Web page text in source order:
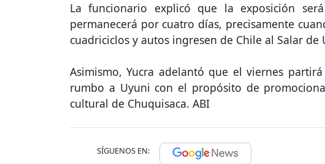
La funcionario explicó que la exposición
permanecerá por cuatro días, precisamente
cuadriciclos y autos ingresen de Chile al Salar de
Asimismo, Yucra adelantó que el viernes
rumbo a Uyuni con el propósito de
cultural de Chuquisaca. ABI
SÍGUENOS EN: